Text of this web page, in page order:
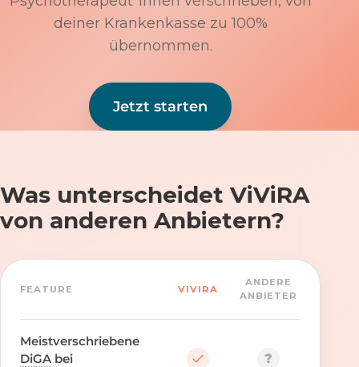
deiner Krankenkasse zu 100%
übernommen.
Jetzt starten
Was unterscheidet ViViRA
von anderen Anbietern?
FEATURE VIVIRA
ANDERE
ANBIETER
Meistverschriebene
DiGA bei
?